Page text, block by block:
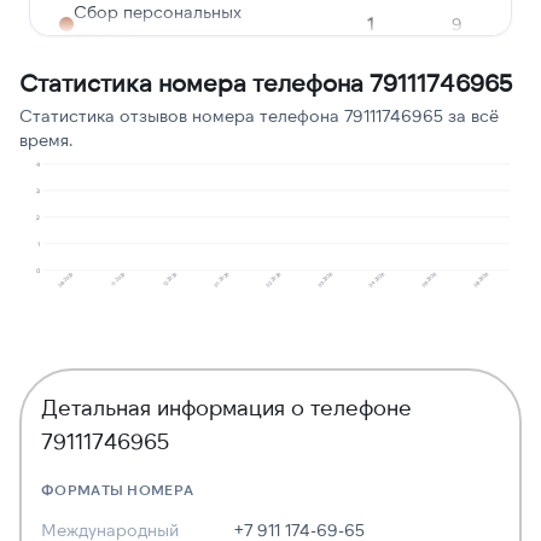
Сбор персональных
данных
1 9
Ошибочный звонок 1 9
Опрос 1 9
Статистика номера телефона 79111746965
Статистика отзывов номера телефона 79111746965 за всё
время.
0
1
2
3
4
08.2025 11.2025 12.2025 01.2026 02.2026 03.2026 04.2026 06.2026 08.2026
Детальная информация о телефоне
79111746965
ФОРМАТЫ НОМЕРА
Международный +7 911 174-69-65